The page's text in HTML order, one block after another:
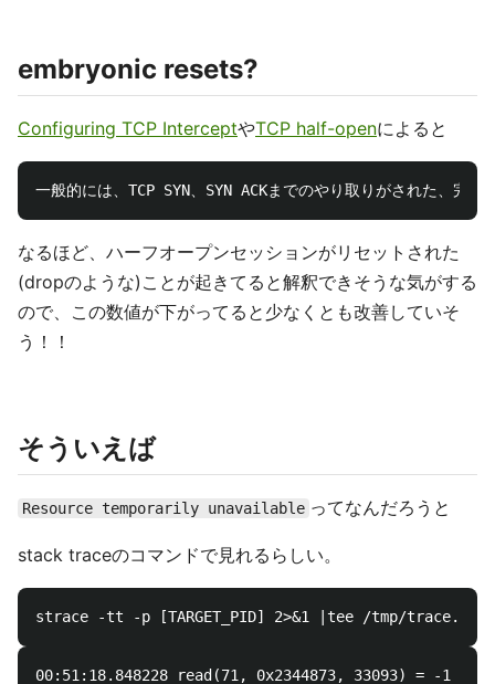
embryonic resets?
Configuring TCP InterceptやTCP half-openによると
なるほど、ハーフオープンセッションがリセットされた
(dropのような)ことが起きてると解釈できそうな気がする
ので、この数値が下がってると少なくとも改善していそ
う！！
そういえば
Resource temporarily unavailable ってなんだろうと
stack traceのコマンドで見れるらしい。
00:51:18.848228 read(71, 0x2344873, 33093) = -1